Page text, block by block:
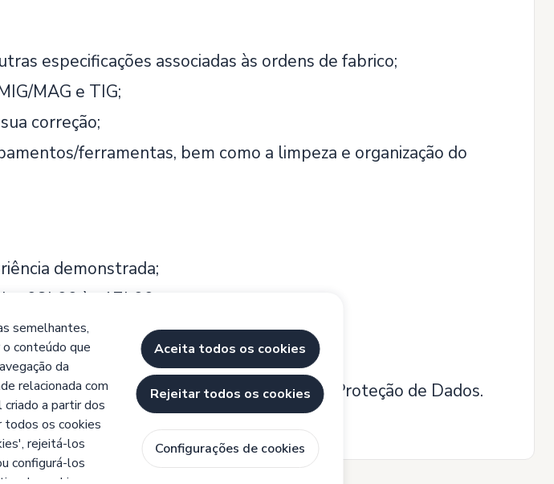
especificações associadas às ordens de fabrico;
MAG e TIG;
correção;
ferramentas, bem como a limpeza e organização do
demonstrada;
08h00 às 17h00;
da empresa cliente.
com confidencialidade ao abrigo da Lei de Proteção de Dados.
semelhantes,
conteúdo que
da
relacionada com
criado a partir dos
todos os cookies
rejeitá-los
configurá-los
Aceita todos os cookies
Rejeitar todos os cookies
Configurações de cookies